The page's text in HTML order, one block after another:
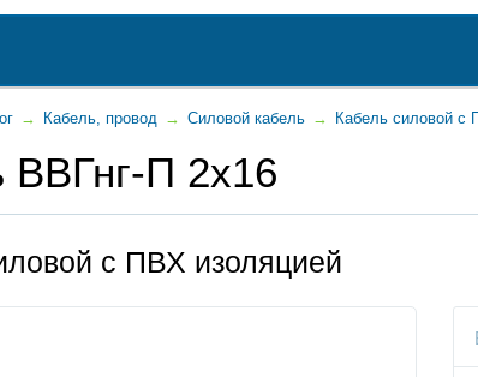
→ Кабель, провод → Силовой кабель → Кабель силовой с
ВВГнг-П 2x16
с ПВХ изоляцией